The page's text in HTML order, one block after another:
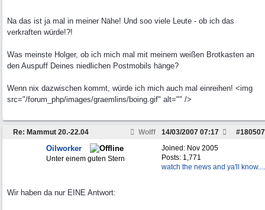
Na das ist ja mal in meiner Nähe! Und soo viele Leute - ob ich das
verkraften würde!?!
Was meinste Holger, ob ich mich mal mit meinem weißen Brotkasten an
den Auspuff Deines niedlichen Postmobils hänge?
Wenn nix dazwischen kommt, würde ich mich auch mal einreihen! <img
src="/forum_php/images/graemlins/boing.gif" alt="" />
Re: Mammut 20.-22.04 Wolff #180507
14/03/2007 07:17
Joined: Nov 2005
Posts: 1,771
watch the news and ya'll know....
Oilworker
Unter einem guten Stern
Wir haben da nur EINE Antwort: